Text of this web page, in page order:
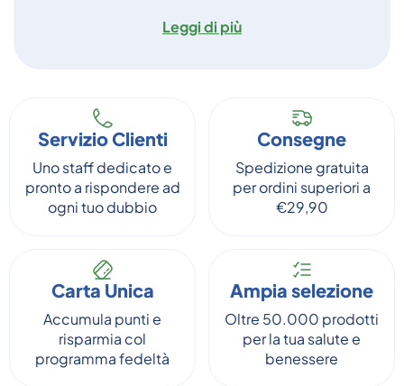
Leggi di più
Servizio Clienti
Uno staff dedicato e
pronto a rispondere ad
ogni tuo dubbio
Consegne
Spedizione gratuita
per ordini superiori a
€29,90
Carta Unica
Accumula punti e
risparmia col
programma fedeltà
Ampia selezione
Oltre 50.000 prodotti
per la tua salute e
benessere